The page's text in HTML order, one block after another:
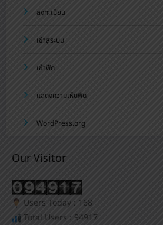
ลงทะเบียน
เข้าสู่ระบบ
เข้าฟีด
แสดงความเห็นฟีด
WordPress.org
Our Visitor
Users Today : 168
Total Users : 94917